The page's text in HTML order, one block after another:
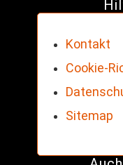
Kontakt
Cookie-
Sitemap